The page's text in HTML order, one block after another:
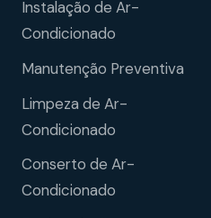
Instalação de Ar-
Condicionado
Manutenção Preventiva
Limpeza de Ar-
Condicionado
Conserto de Ar-
Condicionado